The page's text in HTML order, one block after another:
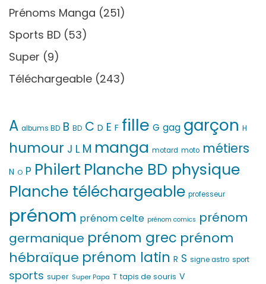
Prénoms Manga (251)
Sports BD (53)
Super (9)
Téléchargeable (243)
A albums BD B BD C D E F fille G gag garçon H
humour J L M manga motard moto métiers
N O P Philert Planche BD physique
Planche téléchargeable professeur
prénom prénom celte prénom comics prénom
germanique prénom grec prénom
hébraïque prénom latin R S signe astro sport
sports super Super Papa T tapis de souris V